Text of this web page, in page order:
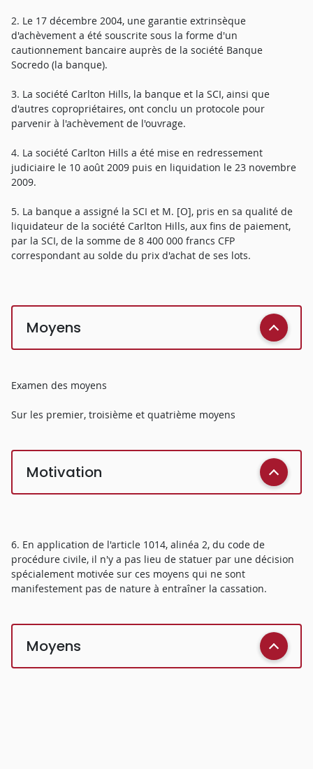
2. Le 17 décembre 2004, une garantie extrinsèque
d'achèvement a été souscrite sous la forme d'un
cautionnement bancaire auprès de la société Banque
Socredo (la banque).
3. La société Carlton Hills, la banque et la SCI, ainsi que
d'autres copropriétaires, ont conclu un protocole pour
parvenir à l'achèvement de l'ouvrage.
4. La société Carlton Hills a été mise en redressement
judiciaire le 10 août 2009 puis en liquidation le 23 novembre
2009.
5. La banque a assigné la SCI et M. [O], pris en sa qualité de
liquidateur de la société Carlton Hills, aux fins de paiement,
par la SCI, de la somme de 8 400 000 francs CFP
correspondant au solde du prix d'achat de ses lots.
Moyens
Examen des moyens
Sur les premier, troisième et quatrième moyens
Motivation
6. En application de l'article 1014, alinéa 2, du code de
procédure civile, il n'y a pas lieu de statuer par une décision
spécialement motivée sur ces moyens qui ne sont
manifestement pas de nature à entraîner la cassation.
Moyens